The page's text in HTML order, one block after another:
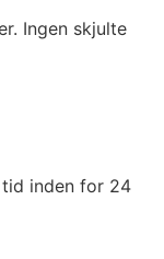
Ingen skjulte
inden for 24